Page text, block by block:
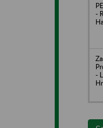
-
-